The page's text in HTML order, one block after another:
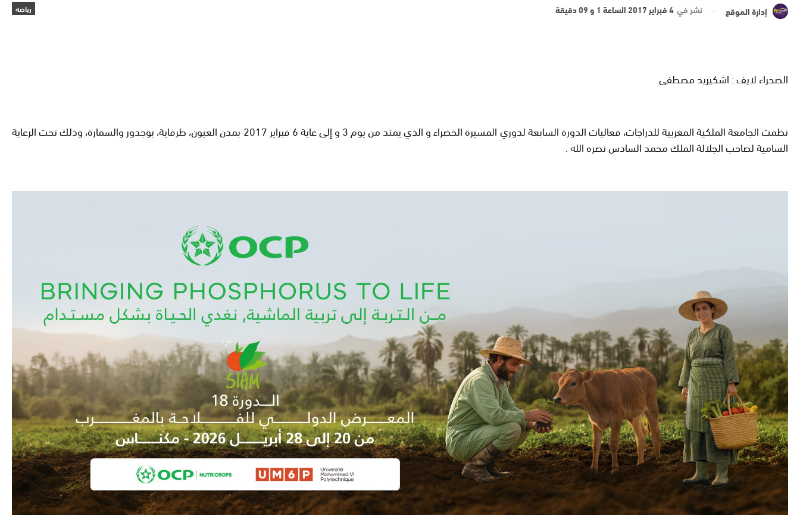
رياضة إدارة الموقع نشر في4 فبراير 2017 الساعة 1 و 09 دقيقة
الصحراء لايف : اشكيريد مصطفى
نظمت الجامعة الملكية المغربية للدراجات، فعاليات الدورة السابعة لدوري المسيرة الخضراء و الذي يمتد من يوم 3 و إلى غاية 6 فبراير 2017 بمدن العيون، طرفاية، بوجدور والسمارة، وذلك تحت الرعاية
السامية لصاحب الجلالة الملك محمد السادس نصره الله.